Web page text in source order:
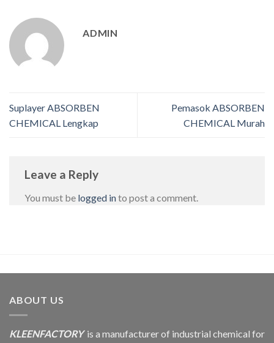
ADMIN
Suplayer ABSORBEN
CHEMICAL Lengkap
Pemasok ABSORBEN
CHEMICAL Murah
Leave a Reply
You must be logged into post a comment.
ABOUT US
KLEENFACTORY is a manufacturer of industrial chemical for